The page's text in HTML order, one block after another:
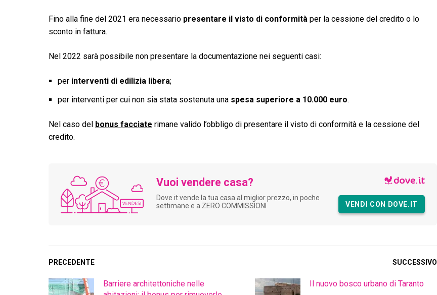
Fino alla fine del 2021 era necessario presentare il visto di conformità per la cessione del credito o lo
sconto in fattura.
Nel 2022 sarà possibile non presentare la documentazione nei seguenti casi:
per interventi di edilizia libera;
per interventi per cui non sia stata sostenuta una spesa superiore a 10.000 euro.
Nel caso del bonus facciate rimane valido l’obbligo di presentare il visto di conformità e la cessione del
credito.
Vuoi vendere casa?
Dove.it vende la tua casa al miglior prezzo, in poche
settimane e a ZERO COMMISSIONI
VENDI CON DOVE.IT
PRECEDENTE
Barriere architettoniche nelle
SUCCESSIVO
Il nuovo bosco urbano di Taranto